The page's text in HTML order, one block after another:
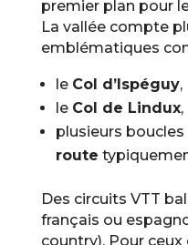
premier plan pour
La vallée compte
emblématiques
le Col d’Ispéguy,
le Col de Lindux,
plusieurs
route
Des circuits VTT
français ou
country). Pour